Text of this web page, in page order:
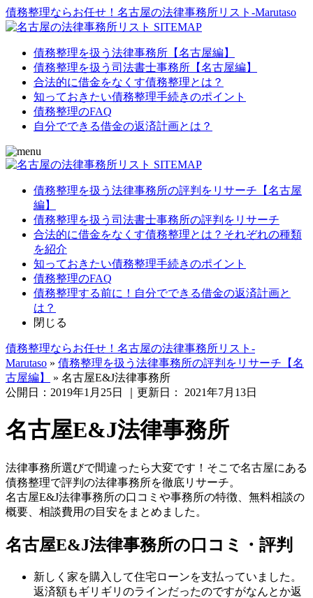
債務整理ならお任せ！名古屋の法律事務所リスト‐Marutaso
債務整理を扱う法律事務所【名古屋編】
債務整理を扱う司法書士事務所【名古屋編】
合法的に借金をなくす債務整理とは？
知っておきたい債務整理手続きのポイント
債務整理のFAQ
自分でできる借金の返済計画とは？
債務整理を扱う法律事務所の評判をリサーチ【名古屋
編】
債務整理を扱う司法書士事務所の評判をリサーチ
合法的に借金をなくす債務整理とは？それぞれの種類
を紹介
知っておきたい債務整理手続きのポイント
債務整理のFAQ
債務整理する前に！自分でできる借金の返済計画と
は？
閉じる
債務整理ならお任せ！名古屋の法律事務所リスト‐
Marutaso » 債務整理を扱う法律事務所の評判をリサーチ【名
古屋編】
» 名古屋E&J法律事務所
公開日： 2019年1月25日 ｜更新日： 2021年7月13日
名古屋E&J法律事務所
法律事務所選びで間違ったら大変です！そこで名古屋にある
債務整理で評判の法律事務所を徹底リサーチ。
名古屋E&J法律事務所の口コミや事務所の特徴、無料相談の
概要、相談費用の目安をまとめました。
名古屋E&J法律事務所の口コミ・評判
新しく家を購入して住宅ローンを支払っていました。
返済額もギリギリのラインだったのですがなんとか返